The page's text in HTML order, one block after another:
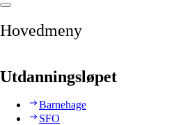
Hovedmeny
Utdanningsløpet
Barnehage
SFO